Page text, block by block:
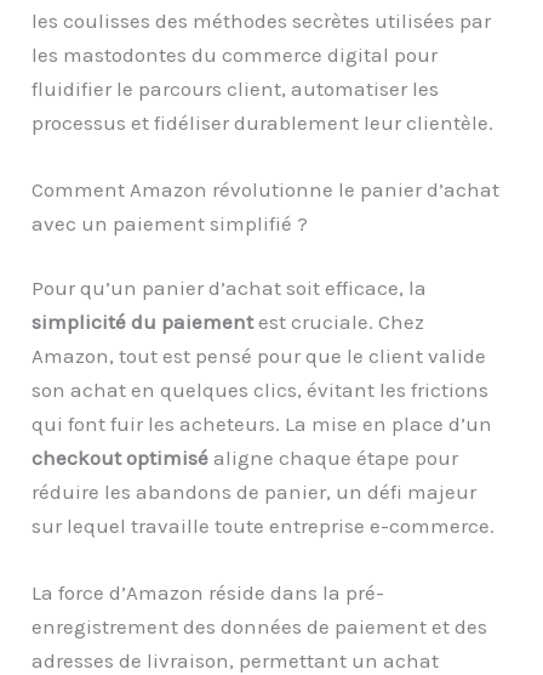
les coulisses des méthodes secrètes utilisées par
les mastodontes du commerce digital pour
fluidifier le parcours client, automatiser les
processus et fidéliser durablement leur clientèle.
Comment Amazon révolutionne le panier d’achat
avec un paiement simplifié ?
Pour qu’un panier d’achat soit efficace, la
simplicité du paiementest cruciale. Chez
Amazon, tout est pensé pour que le client valide
son achat en quelques clics, évitant les frictions
qui font fuir les acheteurs. La mise en place d’un
checkout optimisé aligne chaque étape pour
réduire les abandons de panier, un défi majeur
sur lequel travaille toute entreprise e-commerce.
La force d’Amazon réside dans la pré-
enregistrement des données de paiement et des
adresses de livraison, permettant un achat